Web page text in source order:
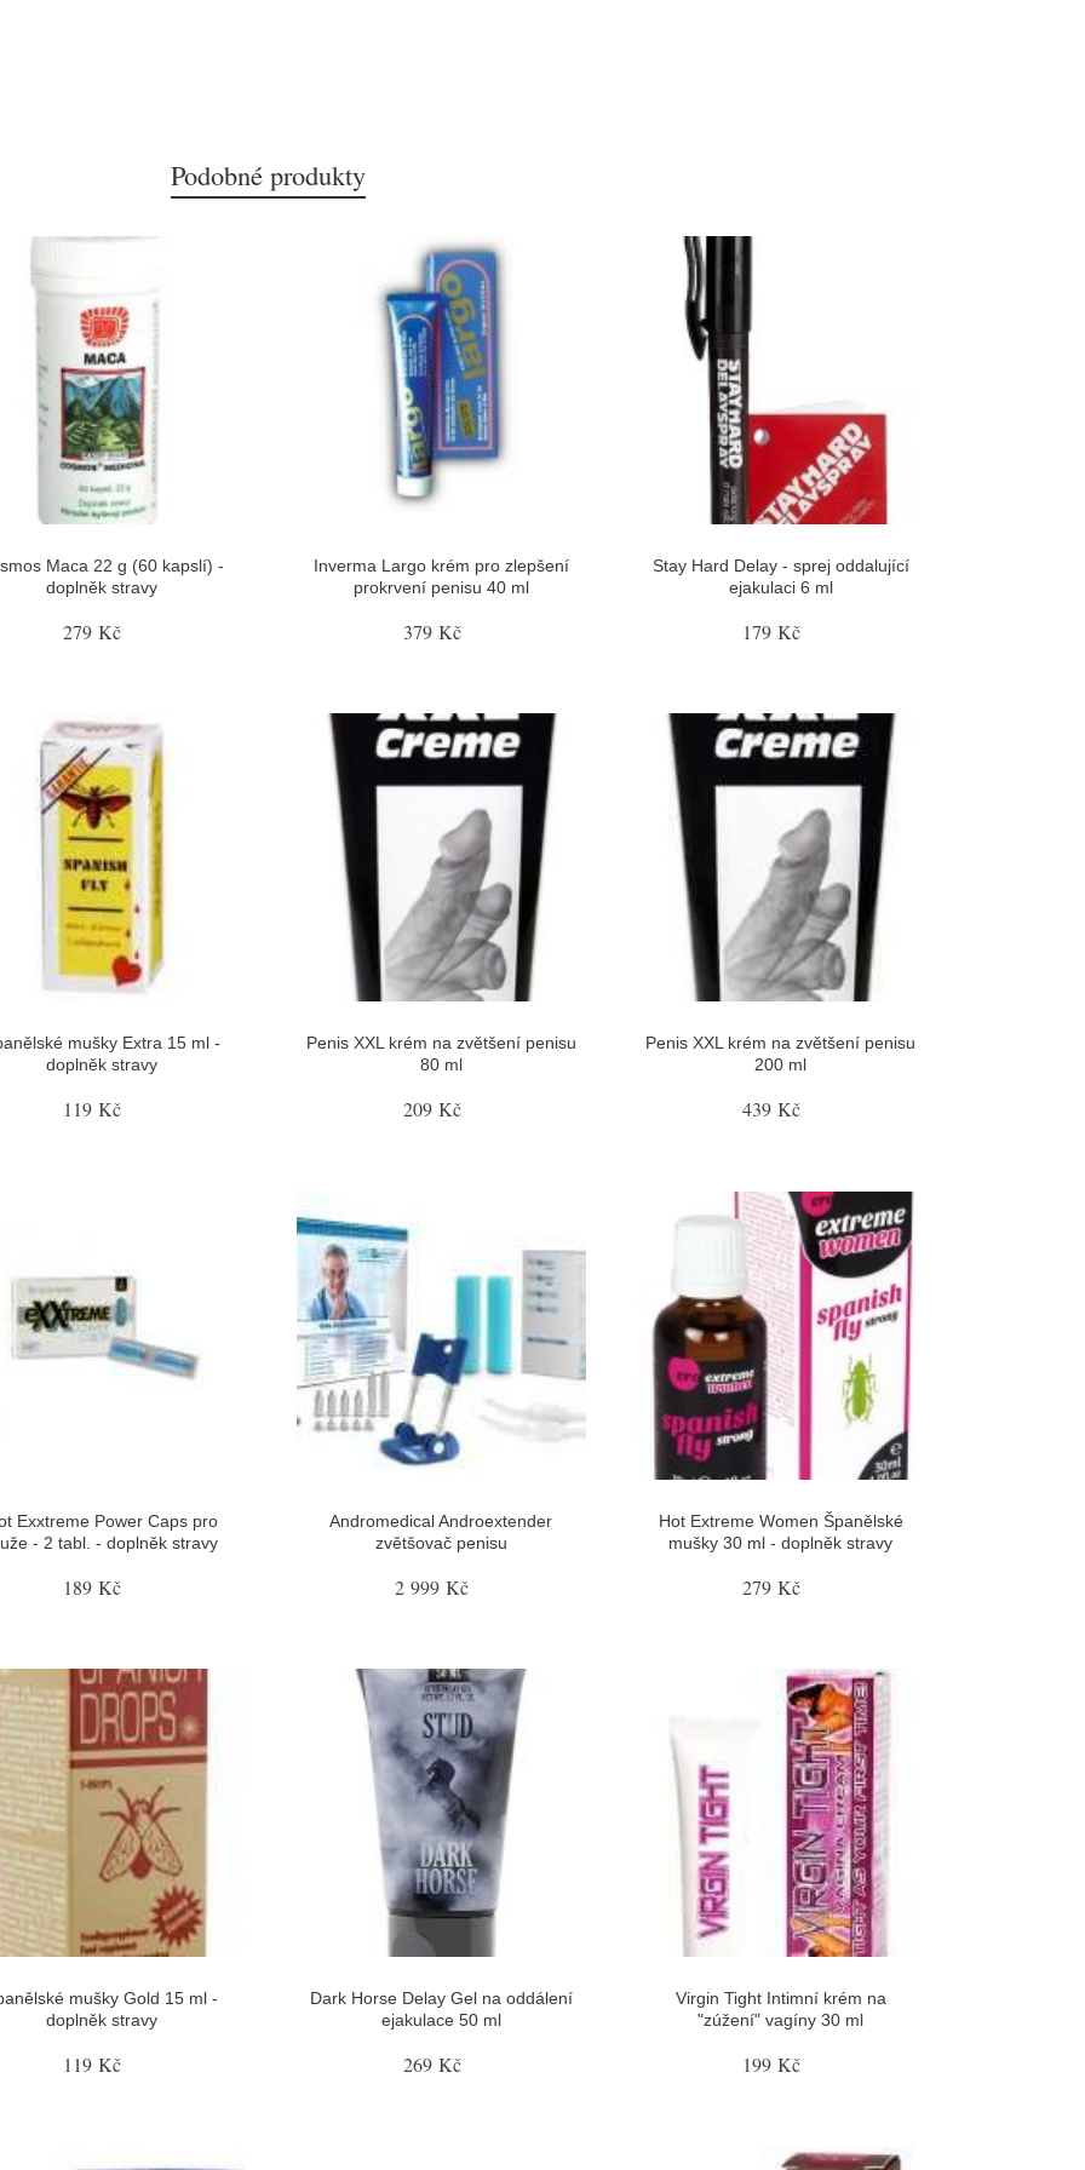
Podobné produkty
Maca 22 g (60 kapslí) -
doplněk stravy
279 Kč
Inverma Largo krém pro zlepšení
prokrvení penisu 40 ml
379 Kč
Stay Hard Delay - sprej oddalující
ejakulaci 6 ml
179 Kč
mušky Extra 15 ml -
doplněk stravy
119 Kč
Penis XXL krém na zvětšení penisu
80 ml
209 Kč
Penis XXL krém na zvětšení penisu
200 ml
439 Kč
Exxtreme Power Caps pro
- 2 tabl. - doplněk stravy
189 Kč
Andromedical Androextender
zvětšovač penisu
2 999 Kč
Hot Extreme Women Španělské
mušky 30 ml - doplněk stravy
279 Kč
mušky Gold 15 ml -
doplněk stravy
119 Kč
Dark Horse Delay Gel na oddálení
ejakulace 50 ml
269 Kč
Virgin Tight Intimní krém na
"zúžení" vagíny 30 ml
199 Kč